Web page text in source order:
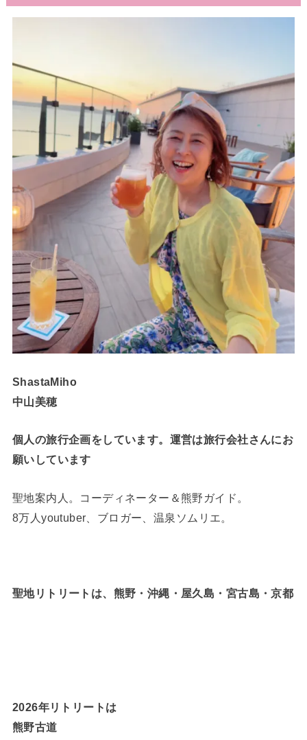
ShastaMiho
中山美穂
個人の旅行企画をしています。運営は旅行会社さんにお
願いしています
聖地案内人。コーディネーター＆熊野ガイド。
8万人youtuber、ブロガー、温泉ソムリエ。
聖地リトリートは、熊野・沖縄・屋久島・宮古島・京都
2026年リトリートは
熊野古道